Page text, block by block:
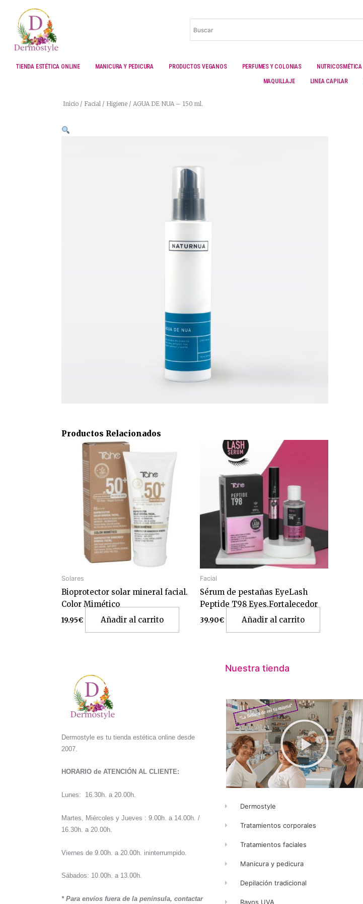
contenido
TIENDA ESTÉTICA ONLINE MANICURA Y PEDICURA PRODUCTOS VEGANOS PERFUMES Y COLONIAS NUTRICOSMÉTICA
MAQUILLAJE LINEA CAPILAR
Inicio / Facial / Higiene / AGUA DE NUA – 150 ml.
Productos Relacionados
Solares
Bioprotector solar mineral facial.
Color Mimético
19.95€ Añadir al carrito
Facial
Sérum de pestañas EyeLash
Peptide T98 Eyes.Fortalecedor
39.90€ Añadir al carrito
Dermostyle es tu tienda estética online desde
2007.
HORARIO de ATENCIÓN AL CLIENTE:
Lunes: 16.30h. a 20.00h.
Martes, Miércoles y Jueves : 9.00h. a 14.00h. /
16.30h. a 20.00h.
Viernes de 9.00h. a 20.00h. ininterrumpido.
Sábados: 10.00h. a 13.00h.
* Para envíos fuera de la península, contactar
Nuestra tienda
Dermostyle
Tratamientos corporales
Tratamientos faciales
Manicura y pedicura
Depilación tradicional
Rayos UVA